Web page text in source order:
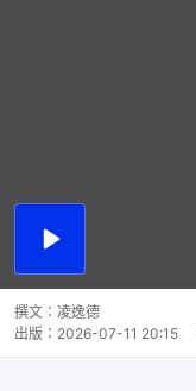
播
撰文： 凌逸德
出版： 2026-07-11 20:15